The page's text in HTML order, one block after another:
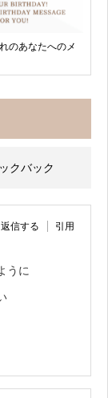
のあなたへのメ
クバック
信する 引用
うに